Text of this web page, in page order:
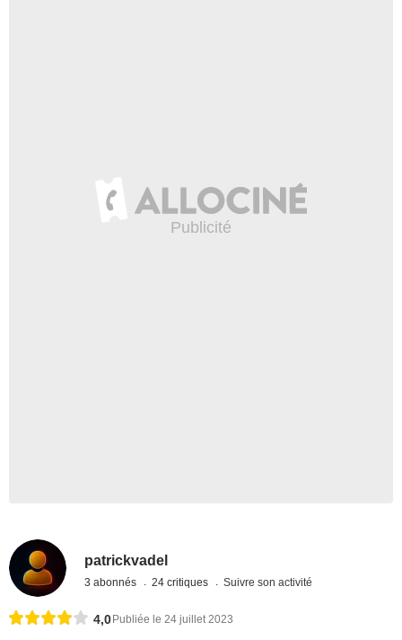
patrickvadel
3 abonnés 24 critiques Suivre son activité
4,0 Publiée le 24 juillet 2023